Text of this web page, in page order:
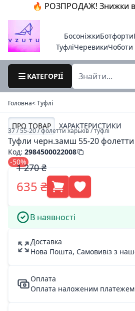
🔥 РОЗПРОДАЖ! Знижки
БосоніжкиБотфорти
ТуфліЧеревикиЧоботи
КАТЕГОРІЇ
Головна< Туфлі
ПРО ТОВАР ХАРАКТЕРИСТИКИ
37 / 55-20 / фолетти харьків / туфлі
Туфли черн.замш 55-20
Код: 2984500022008
-50%
1 270 ₴
635 ₴
В наявності
Доставка
Нова Пошта, Самовивіз з
Оплата
Оплата наложеним платежем